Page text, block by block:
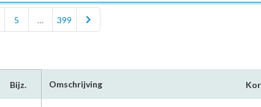
5 … 399 chevron_right
Bijz. Omschrijving